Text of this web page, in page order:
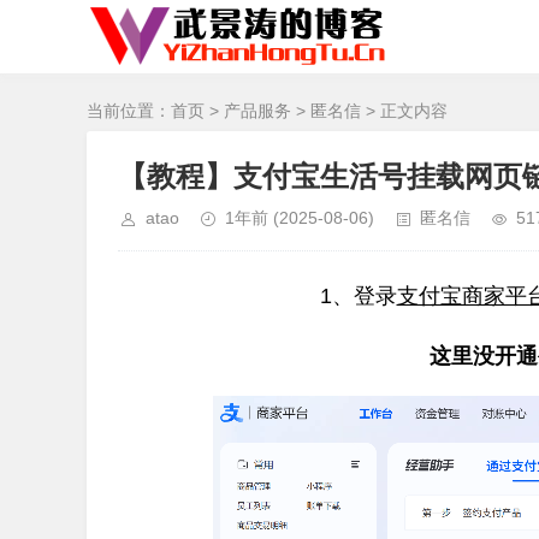
当前位置： 首页 > 产品服务 > 匿名信 > 正文内容
【教程】支付宝生活号挂载网页
atao 1年前 (2025-08-06) 匿名信
1、登录支付宝商家平
这里没开